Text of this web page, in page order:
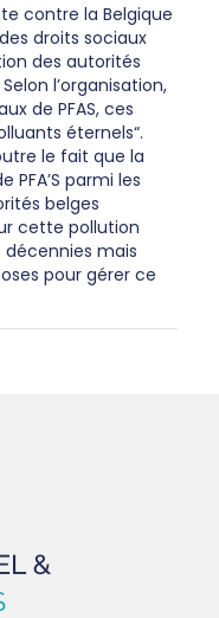
contre la Belgique
droits sociaux
des autorités
l’organisation,
de PFAS, ces
éternels“.
le fait que la
PFA’S parmi les
belges
cette pollution
décennies mais
pour gérer ce